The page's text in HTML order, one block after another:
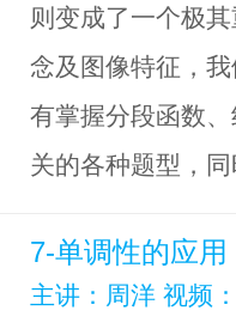
则变成了一个极
念及图像特征，
有掌握分段函数
关的各种题型，
7-单调性的应用
主讲：周洋 视频